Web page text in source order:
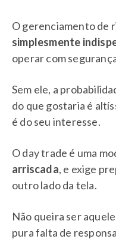
O gerenciamento de
simplesmente
operar com
Sem ele, a
do que gostaria é
é do seu interesse.
O day trade é uma
arriscada, e exige
outro lado da tela.
Não queira ser
pura falta de